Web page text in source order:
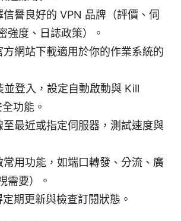
譽良好的 VPN 品牌（評價、伺
強度、日誌政策）。
方網站下載適用於你的作業系統的
並登入，設定自動啟動與 Kill
功能。
至最近或指定伺服器，測試速度與
常用功能，如端口轉發、分流、廣
需要）。
期更新與檢查訂閱狀態。